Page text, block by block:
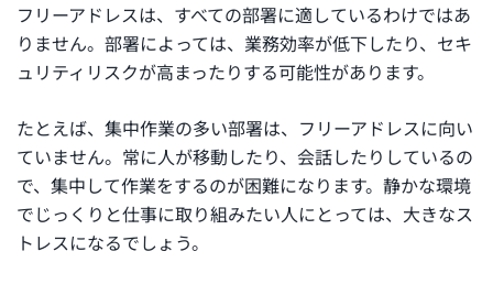
フリーアドレスは、すべての部署に適しているわけではあ
りません。部署によっては、業務効率が低下したり、セキ
ュリティリスクが高まったりする可能性があります。
たとえば、集中作業の多い部署は、フリーアドレスに向い
ていません。常に人が移動したり、会話したりしているの
で、集中して作業をするのが困難になります。静かな環境
でじっくりと仕事に取り組みたい人にとっては、大きなス
トレスになるでしょう。